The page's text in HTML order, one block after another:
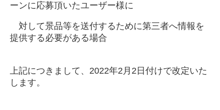
ーンに応募頂いたユーザー様に
対して景品等を送付するために第三者へ情報を
提供する必要がある場合
上記につきまして、2022年2月2日付けで改定いた
します。